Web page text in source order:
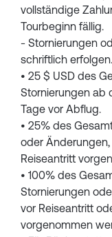
vollständige
Tourbeginn fällig.
- Stornierungen
schriftlich
• 25 $ USD des
Stornierungen ab
Tage vor Abflug.
• 25% des
oder
Reiseantritt
• 100% des
Stornierungen
vor Reiseantritt
vorgenommen